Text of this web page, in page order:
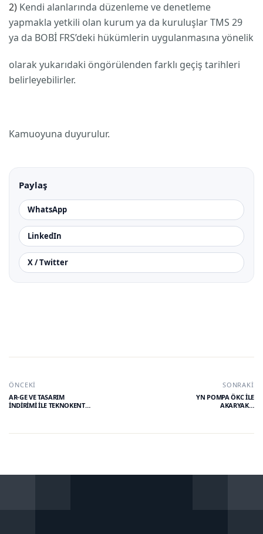
2) Kendi alanlarında düzenleme ve denetleme
yapmakla yetkili olan kurum ya da kuruluşlar TMS 29
ya da BOBİ FRS’deki hükümlerin uygulanmasına yönelik
olarak yukarıdaki öngörülenden farklı geçiş tarihleri
belirleyebilirler.
Kamuoyuna duyurulur.
Paylaş
WhatsApp
LinkedIn
X / Twitter
ÖNCEKI
AR-GE VE TASARIM
İNDİRİMİ İLE TEKNOKENT
SONRAKI
YN POMPA ÖKC İLE
AKARYAKIT